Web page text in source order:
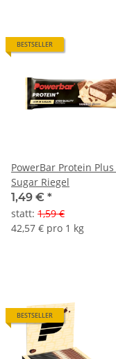
BESTSELLER
PowerBar Protein Plus
Sugar Riegel
1,49 € *
statt: 1,59 €
42,57 € pro 1 kg
BESTSELLER